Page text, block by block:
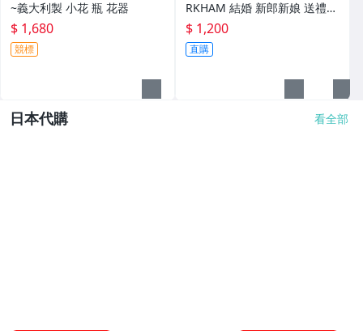
~義大利製 小花 瓶 花器
$ 1,680
競標
RKHAM 結婚 新郎新娘 送禮
骨瓷 馬克杯組
$ 1,200
直購
日本代購 看全部